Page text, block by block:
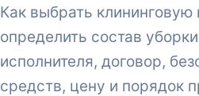
Как выбрать
определить состав
исполнителя, договор,
средств, цену и порядок